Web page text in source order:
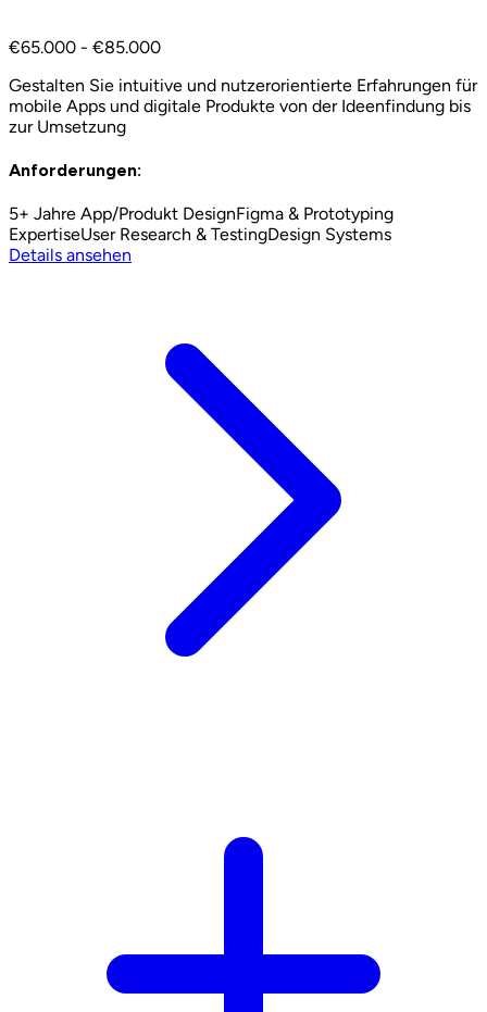
€65.000 - €85.000
Gestalten Sie intuitive und nutzerorientierte Erfahrungen für
mobile Apps und digitale Produkte von der Ideenfindung bis
zur Umsetzung
Anforderungen:
5+ Jahre App/Produkt DesignFigma & Prototyping
ExpertiseUser Research & TestingDesign Systems
Details ansehen